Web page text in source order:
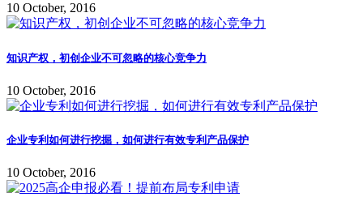
10 October, 2016
知识产权，初创企业不可忽略的核心竞争力
10 October, 2016
企业专利如何进行挖掘，如何进行有效专利产品保护
10 October, 2016